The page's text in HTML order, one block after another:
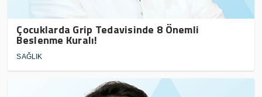
Çocuklarda Grip Tedavisinde 8 Önemli
Beslenme Kuralı!
SAĞLIK